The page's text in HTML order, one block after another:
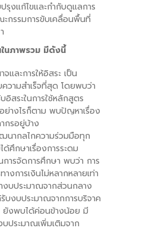
รุงแก้ไขและกำกับดูแลการ
กรรมการขับเคลื่อนพื้นที่
ในภาพรวม มีดังนี้
จและการให้อิสระ เป็น
ความสำเร็จที่สุด โดยพบว่า
อิสระในการใช้หลักสูตร
ย่างไรก็ตาม พบปัญหาเรื่อง
กรอยู่บ้าง
นากลไกความร่วมมือทุก
ศึกษาเรื่องการระดม
การจัดการศึกษา พบว่า การ
งการเงินไม่หลากหลายเท่า
บประมาณจากส่วนกลาง
บงบประมาณจากการบริจาค
ยังพบได้ค่อนข้างน้อย มี
ประมาณเพิ่มเติมจาก